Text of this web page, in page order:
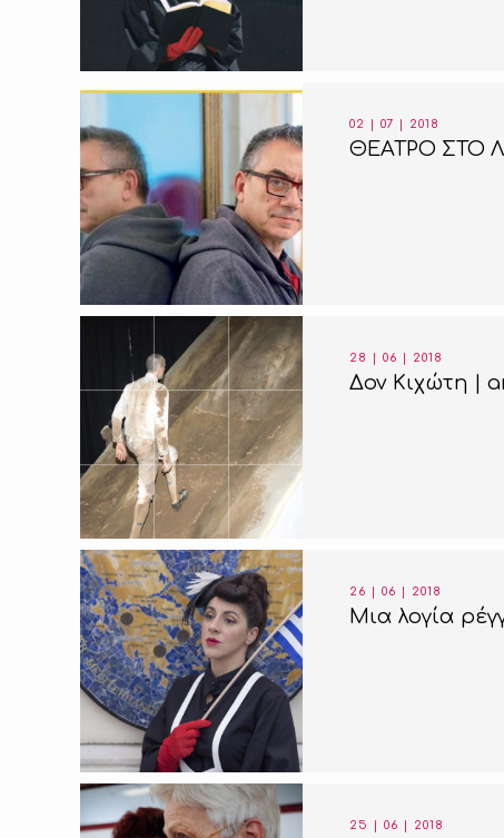
02 | 07 | 2018
ΘΕΑΤΡΟ ΣΤΟ
28 | 06 | 2018
Δον Κιχώτη |
26 | 06 | 2018
Μια λογία
25 | 06 | 2018